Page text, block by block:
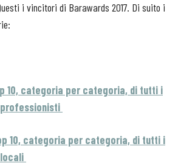
i vincitori di Barawards 2017. Di suito i
10, categoria per categoria, di tutti i
10, categoria per categoria, di tutti i